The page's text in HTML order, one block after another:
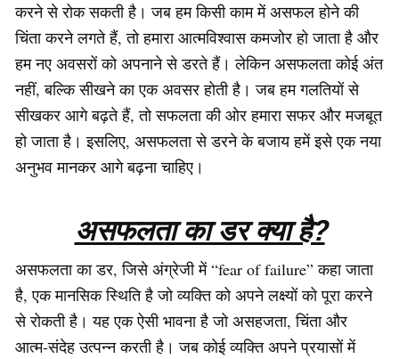
करने से रोक सकती है। जब हम किसी काम में असफल होने की
चिंता करने लगते हैं, तो हमारा आत्मविश्वास कमजोर हो जाता है और
हम नए अवसरों को अपनाने से डरते हैं। लेकिन असफलता कोई अंत
नहीं, बल्कि सीखने का एक अवसर होती है। जब हम गलतियों से
सीखकर आगे बढ़ते हैं, तो सफलता की ओर हमारा सफर और मजबूत
हो जाता है। इसलिए, असफलता से डरने के बजाय हमें इसे एक नया
अनुभव मानकर आगे बढ़ना चाहिए।
असफलता का डर क्या है?
असफलता का डर, जिसे अंग्रेजी में “fear of failure” कहा जाता
है, एक मानसिक स्थिति है जो व्यक्ति को अपने लक्ष्यों को पूरा करने
से रोकती है। यह एक ऐसी भावना है जो असहजता, चिंता और
आत्म-संदेह उत्पन्न करती है। जब कोई व्यक्ति अपने प्रयासों में